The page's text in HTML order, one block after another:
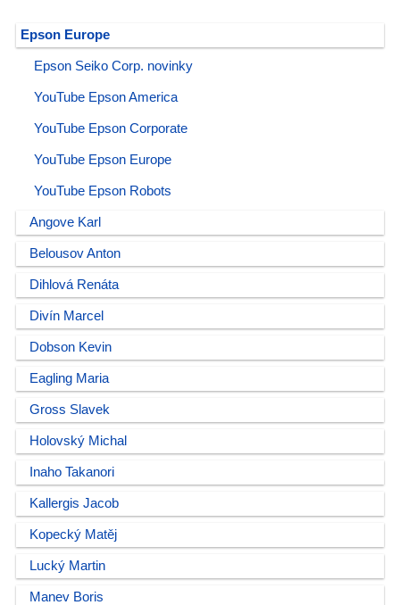
Epson Europe
Epson Seiko Corp. novinky
YouTube Epson America
YouTube Epson Corporate
YouTube Epson Europe
YouTube Epson Robots
Angove Karl
Belousov Anton
Dihlová Renáta
Divín Marcel
Dobson Kevin
Eagling Maria
Gross Slavek
Holovský Michal
Inaho Takanori
Kallergis Jacob
Kopecký Matěj
Lucký Martin
Manev Boris